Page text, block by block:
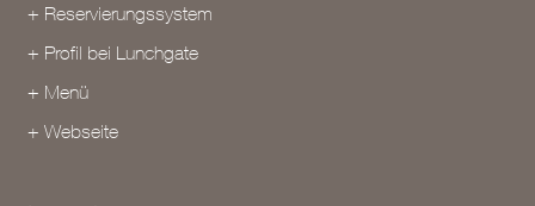
+ Reservierungssystem
+ Profil bei Lunchgate
+ Menü
+ Webseite